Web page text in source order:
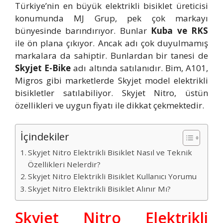
Türkiye’nin en büyük elektrikli bisiklet üreticisi
konumunda MJ Grup, pek çok markayı
bünyesinde barındırıyor. BunlarKuba ve RKS
ile ön plana çıkıyor. Ancak adı çok duyulmamış
markalara da sahiptir. Bunlardan bir tanesi de
Skyjet E-Bike adı altında satılanıdır. Bim, A101,
Migros gibi marketlerde Skyjet model elektrikli
bisikletler satılabiliyor. Skyjet Nitro, üstün
özellikleri ve uygun fiyatı ile dikkat çekmektedir.
İçindekiler
Skyjet Nitro Elektrikli Bisiklet Nasıl ve Teknik
Özellikleri Nelerdir?
Skyjet Nitro Elektrikli Bisiklet Kullanıcı Yorumu
Skyjet Nitro Elektrikli Bisiklet Alınır Mı?
Skyjet Nitro Elektrikli